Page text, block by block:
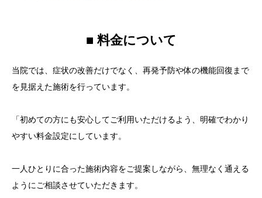
■ 料金について
当院では、症状の改善だけでなく、再発予防や体の機能回復まで
を見据えた施術を行っています。
「初めての方にも安心してご利用いただけるよう、明確でわかり
やすい料金設定にしています。
一人ひとりに合った施術内容をご提案しながら、無理なく通える
ようにご相談させていただきます。